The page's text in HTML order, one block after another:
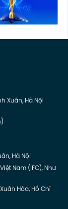
Xuân, Hà Nội
Hà Nội
Nam (IFC), Như
Hòa, Hồ Chí